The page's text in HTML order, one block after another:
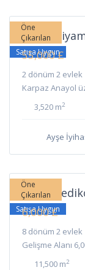
Öne
Çıkarılan
Satışa Uygun
İskele
55,000 £
2 dönüm 2 evlek
Karpaz Anayol
3,520 m2
Ayşe
Öne
Çıkarılan
Satışa Uygun
İskele
6,000 £
8 dönüm 2 evlek
Gelişme Alanı
11,500 m2